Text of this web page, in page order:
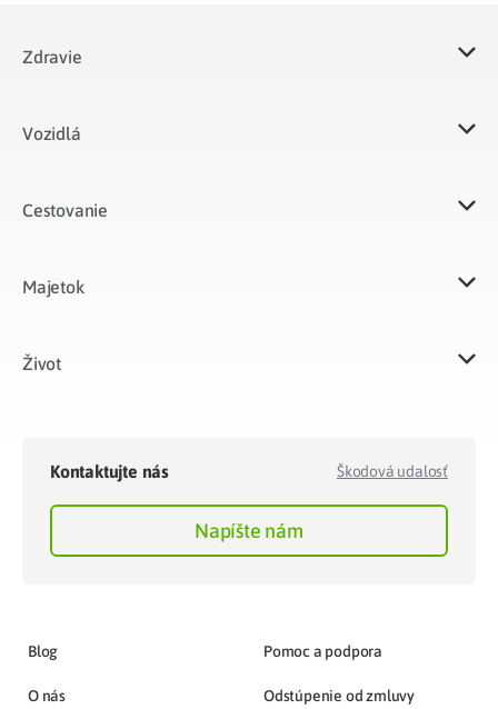
Zdravie
Vozidlá​
Cestovanie
Majetok​
Život​
Kontaktujte nás Škodová udalosť
Napíšte nám
Blog
O nás
Pomoc a podpora
Odstúpenie od zmluvy